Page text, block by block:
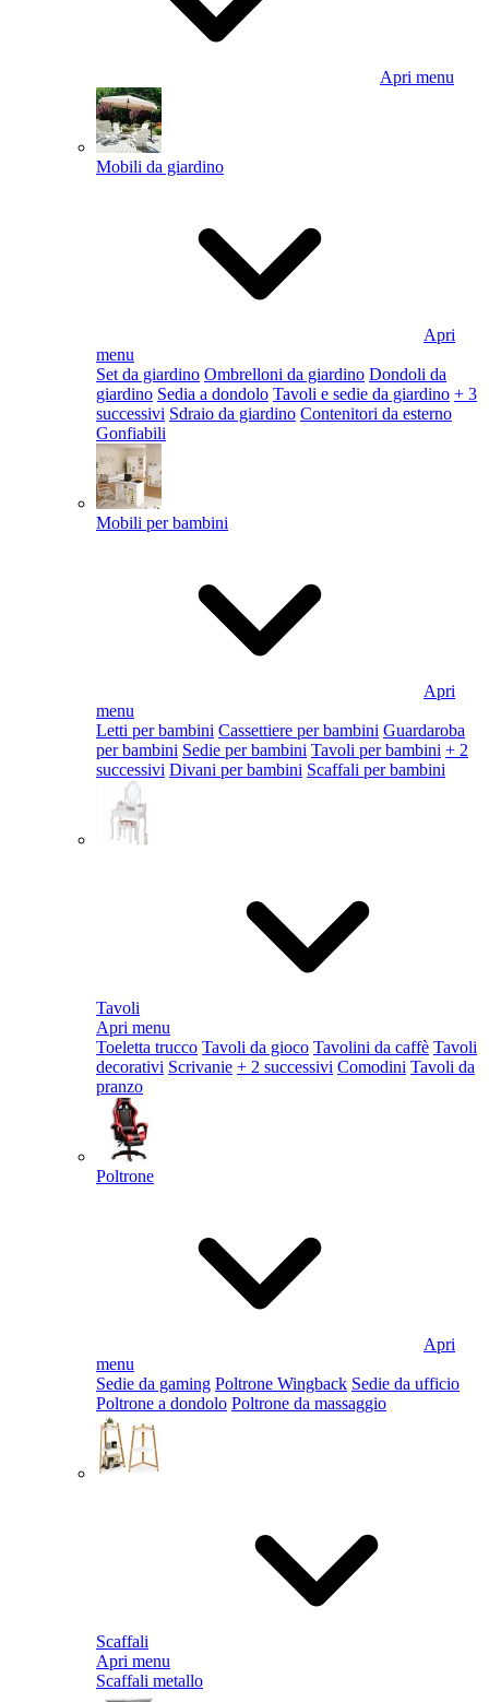
Apri menu
Mobili da giardino
Apri
menu
Set da giardino Ombrelloni da giardino Dondoli da
giardino Sedia a dondolo Tavoli e sedie da giardino + 3
successivi Sdraio da giardino Contenitori da esterno
Gonfiabili
Mobili per bambini
Apri
menu
Letti per bambini Cassettiere per bambini Guardaroba
per bambini Sedie per bambini Tavoli per bambini + 2
successivi Divani per bambini Scaffali per bambini
Tavoli
Apri menu
Toeletta trucco Tavoli da gioco Tavolini da caffè Tavoli
decorativi Scrivanie + 2 successivi Comodini Tavoli da
pranzo
Poltrone
Apri
menu
Sedie da gaming Poltrone Wingback Sedie da ufficio
Poltrone a dondolo Poltrone da massaggio
Scaffali
Apri menu
Scaffali metallo